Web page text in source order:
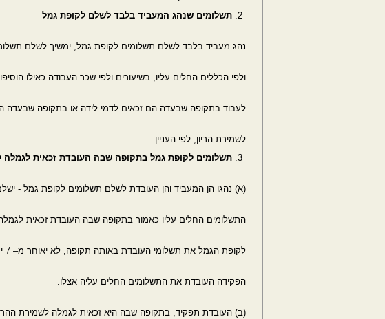
תשלומים שנהג המעביד בלבד לשלם לקופת גמל
נהג מעביד בלבד לשלם תשלומים לקופת גמל, ימשיך לשלם
ולפי הכללים החלים עליו, בשיעורים ולפי שכר העבודה כאילו
לעבוד בתקופה שבעדה הם זכאים לדמי לידה או בתקופה שבעדה
לשמירת הריון, לפי העניין.
תשלומים לקופת גמל בתקופה שבה העובדת זכאית לגמלה
(א) נהגו הן המעביד והן העובדת לשלם תשלומים לקופת גמל -
התשלומים החלים עליו כאמור בתקופה שבה העובדת זכאית לגמלה
לקופת הגמל את תשלומי העובדת באותה תקופה, לא יאוחר מ– 7 ימי עבודה מהיום שבו
הפקידה העובדת את התשלומים החלים עליה אצלו.
(ב) העובדת תפקיד, בתקופה שבה היא זכאית לגמלה לשמירת